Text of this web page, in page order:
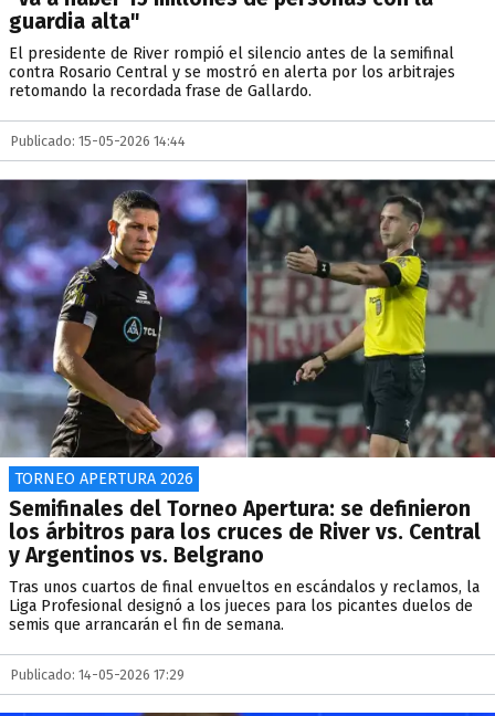
guardia alta"
El presidente de River rompió el silencio antes de la semifinal
contra Rosario Central y se mostró en alerta por los arbitrajes
retomando la recordada frase de Gallardo.
Publicado: 15-05-2026 14:44
TORNEO APERTURA 2026
Semifinales del Torneo Apertura: se definieron
los árbitros para los cruces de River vs. Central
y Argentinos vs. Belgrano
Tras unos cuartos de final envueltos en escándalos y reclamos, la
Liga Profesional designó a los jueces para los picantes duelos de
semis que arrancarán el fin de semana.
Publicado: 14-05-2026 17:29